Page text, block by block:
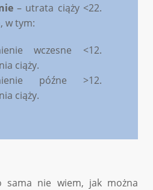
– utrata ciąży <22.
w tym:
wczesne <12.
ciąży.
późne >12.
ciąży.
sama nie wiem, jak można